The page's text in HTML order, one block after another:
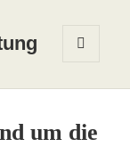
WIDGETS
um die